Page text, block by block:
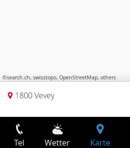
©search.ch, swisstopo, OpenStreetMap, others
1800 Vevey
Tel Wetter Karte